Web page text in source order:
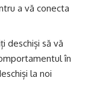
a vă conecta
deschiși să vă
în
la noi